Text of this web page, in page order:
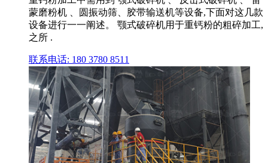
蒙磨粉机 、圆振动筛、胶带输送机等设备,下面对这几款
设备进行一一阐述。 颚式破碎机用于重钙粉的粗碎加工,
之所 .
联系电话: 180 3780 8511